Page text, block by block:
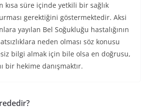
kısa süre içinde yetkili bir sağlık
gerektiğini göstermektedir. Aksi
yayılan Bel Soğukluğu hastalığının
neden olması söz konusu
bilgi almak için bile olsa en doğrusu,
bir hekime danışmaktır.